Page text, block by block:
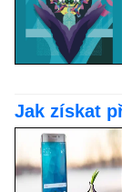
Jak získat